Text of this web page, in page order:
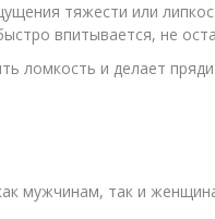
тяжести или
впитывается, не
ломкость и делает
мужчинам, так и